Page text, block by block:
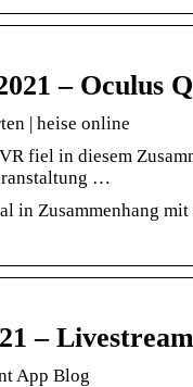
– Oculus
| heise online
fiel in diesem
…
in Zusammenhang
–
App Blog